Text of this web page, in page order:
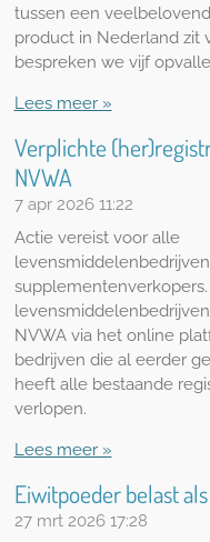
tussen een
product in Nederland zit
bespreken we vijf
Lees meer »
Verplichte
NVWA
7 apr 2026 11:22
Actie vereist voor alle
NVWA via het online
bedrijven die al eerder
heeft alle bestaande
verlopen.
Lees meer »
Eiwitpoeder belast
27 mrt 2026 17:28